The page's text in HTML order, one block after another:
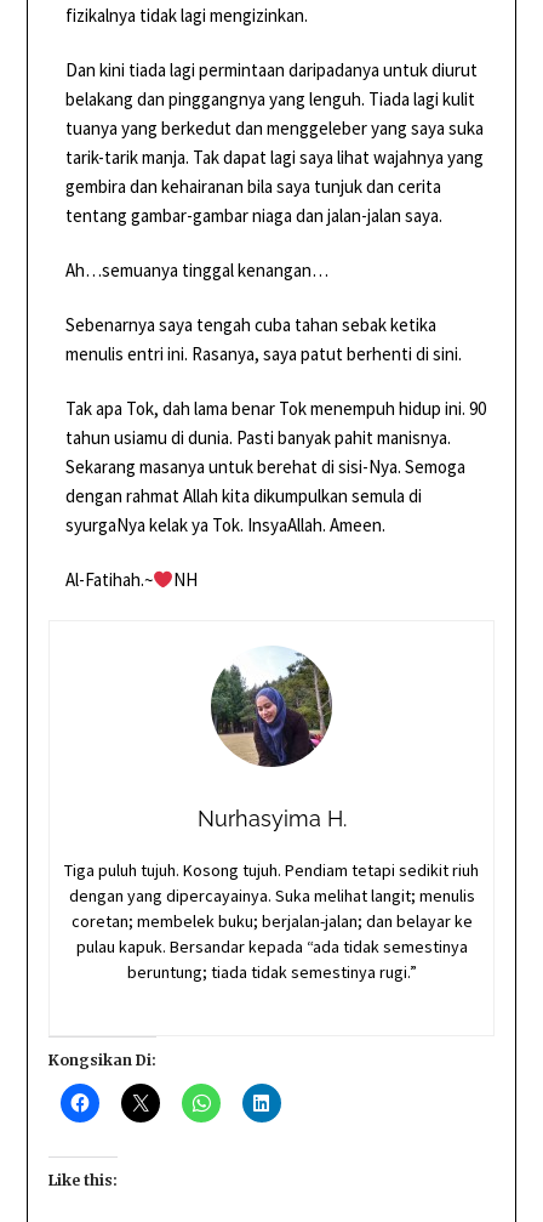
fizikalnya tidak lagi mengizinkan.
Dan kini tiada lagi permintaan daripadanya untuk diurut
belakang dan pinggangnya yang lenguh. Tiada lagi kulit
tuanya yang berkedut dan menggeleber yang saya suka
tarik-tarik manja. Tak dapat lagi saya lihat wajahnya yang
gembira dan kehairanan bila saya tunjuk dan cerita
tentang gambar-gambar niaga dan jalan-jalan saya.
Ah…semuanya tinggal kenangan…
Sebenarnya saya tengah cuba tahan sebak ketika
menulis entri ini. Rasanya, saya patut berhenti di sini.
Tak apa Tok, dah lama benar Tok menempuh hidup ini. 90
tahun usiamu di dunia. Pasti banyak pahit manisnya.
Sekarang masanya untuk berehat di sisi-Nya. Semoga
dengan rahmat Allah kita dikumpulkan semula di
syurgaNya kelak ya Tok. InsyaAllah. Ameen.
Al-Fatihah.~ NH
Nurhasyima H.
Tiga puluh tujuh. Kosong tujuh. Pendiam tetapi sedikit riuh
dengan yang dipercayainya. Suka melihat langit; menulis
coretan; membelek buku; berjalan-jalan; dan belayar ke
pulau kapuk. Bersandar kepada “ada tidak semestinya
beruntung; tiada tidak semestinya rugi.”
Kongsikan Di:
Like this: